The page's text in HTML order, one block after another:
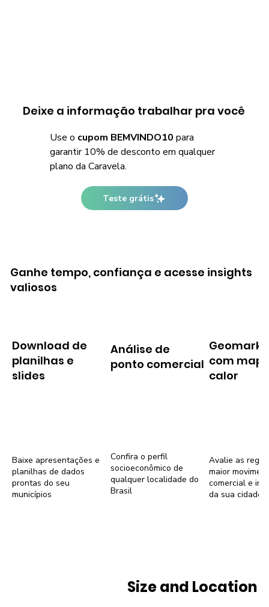
Deixe a informação trabalhar pra você
Use o cupom BEMVINDO10 para
garantir 10% de desconto em qualquer
plano da Caravela.
Teste grátis
Download de
planilhas e
slides
Baixe apresentações e
planilhas de dados
prontas do seu
municípios
Análise de
ponto comercial
Confira o perfil
socioeconômico de
qualquer localidade do
Brasil
com
calor
Avalie as
maior
comercial e
da sua cidade
Ganhe tempo, confiança e acesse insights
valiosos
Size and Location